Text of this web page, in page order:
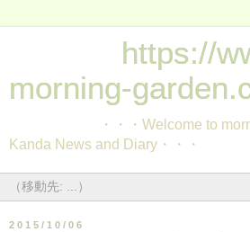
https://
morning-
・・・Welcome to morning
Kanda News and Diary・・・
2015/10/06